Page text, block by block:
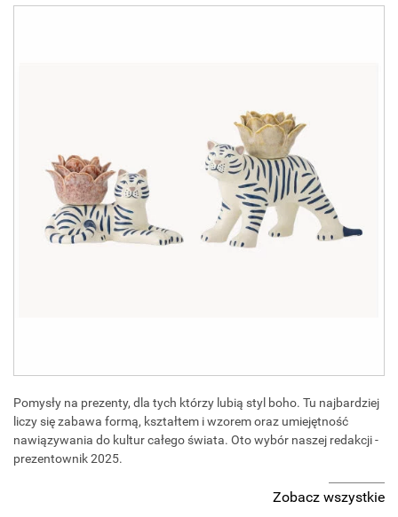
Pomysły na prezenty, dla tych którzy lubią styl boho. Tu najbardziej
liczy się zabawa formą, kształtem i wzorem oraz umiejętność
nawiązywania do kultur całego świata. Oto wybór naszej redakcji -
prezentownik 2025.
Zobacz wszystkie